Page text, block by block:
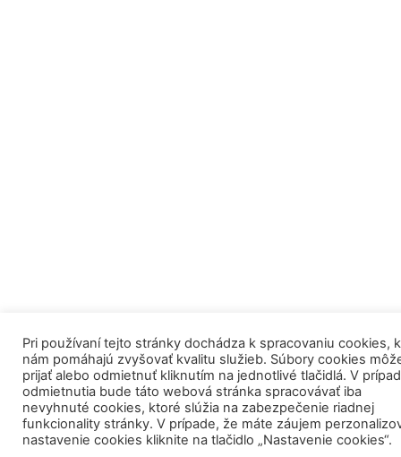
Pri používaní tejto stránky dochádza k spracovaniu cookies,
nám pomáhajú zvyšovať kvalitu služieb. Súbory cookies
prijať alebo odmietnuť kliknutím na jednotlivé tlačidlá. V
odmietnutia bude táto webová stránka spracovávať iba
nevyhnuté cookies, ktoré slúžia na zabezpečenie riadnej
funkcionality stránky. V prípade, že máte záujem
nastavenie cookies kliknite na tlačidlo „Nastavenie cookies“.